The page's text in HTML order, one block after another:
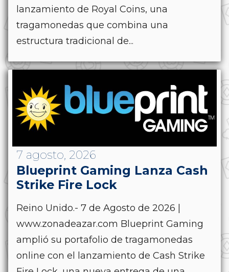
lanzamiento de Royal Coins, una
tragamonedas que combina una
estructura tradicional de...
7 agosto, 2026
Blueprint Gaming Lanza Cash
Strike Fire Lock
Reino Unido.- 7 de Agosto de 2026 |
www.zonadeazar.com Blueprint Gaming
amplió su portafolio de tragamonedas
online con el lanzamiento de Cash Strike